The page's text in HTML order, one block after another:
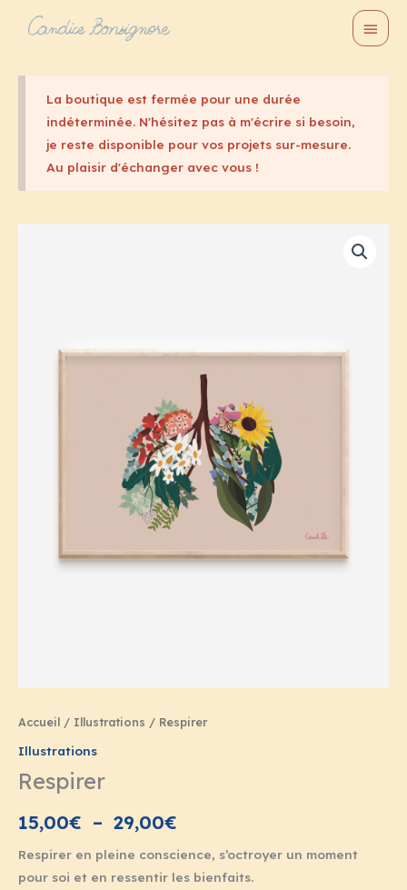
Menu
La boutique est fermée pour une durée
indéterminée. N'hésitez pas à m'écrire si besoin,
je reste disponible pour vos projets sur-mesure.
Au plaisir d'échanger avec vous !
Accueil / Illustrations / Respirer
Illustrations
Respirer
15,00€ – 29,00€
15,00€
29,00€
Respirer en pleine conscience, s’octroyer un moment
pour soi et en ressentir les bienfaits.